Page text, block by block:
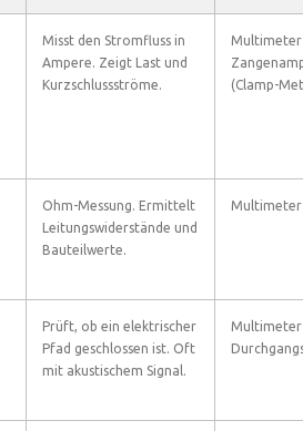
Misst den Stromfluss in
Ampere. Zeigt Last und
Kurzschlussströme.
Multimeter
(Clamp-
Ohm-Messung. Ermittelt
Leitungswiderstände und
Bauteilwerte.
Multimeter
Prüft, ob ein elektrischer
Pfad geschlossen ist. Oft
mit akustischem Signal.